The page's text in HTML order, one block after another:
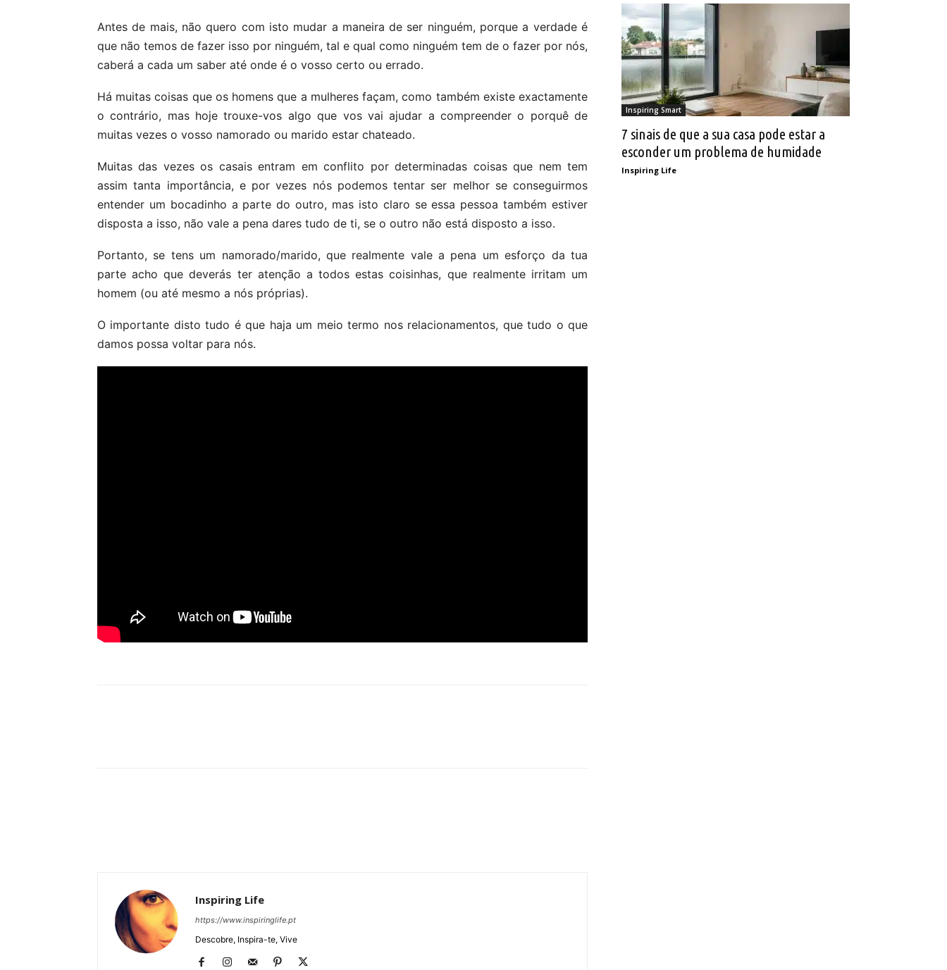
Antes de mais, não quero com isto mudar a maneira de ser ninguém, porque a verdade é
que não temos de fazer isso por ninguém, tal e qual como ninguém tem de o fazer por nós,
caberá a cada um saber até onde é o vosso certo ou errado.
Há muitas coisas que os homens que a mulheres façam, como também existe exactamente
o contrário, mas hoje trouxe-vos algo que vos vai ajudar a compreender o porquê de
muitas vezes o vosso namorado ou marido estar chateado.
Muitas das vezes os casais entram em conflito por determinadas coisas que nem tem
assim tanta importância, e por vezes nós podemos tentar ser melhor se conseguirmos
entender um bocadinho a parte do outro, mas isto claro se essa pessoa também estiver
disposta a isso, não vale a pena dares tudo de ti, se o outro não está disposto a isso.
Portanto, se tens um namorado/marido, que realmente vale a pena um esforço da tua
parte acho que deverás ter atenção a todos estas coisinhas, que realmente irritam um
homem (ou até mesmo a nós próprias).
O importante disto tudo é que haja um meio termo nos relacionamentos, que tudo o que
damos possa voltar para nós.
Inspiring Life
https://www.inspiringlife.pt
Descobre, Inspira-te, Vive
Inspiring Smart
7 sinais de que a sua casa pode estar a
esconder um problema de humidade
Inspiring Life